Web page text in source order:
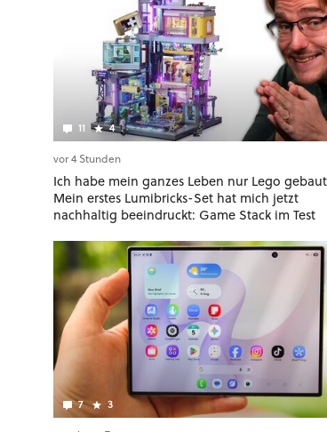
11 4
vor 4 Stunden
Ich habe mein ganzes Leben nur Lego
Mein erstes Lumibricks-Set hat mich jetzt
nachhaltig beeindruckt: Game Stack im Test
7 3